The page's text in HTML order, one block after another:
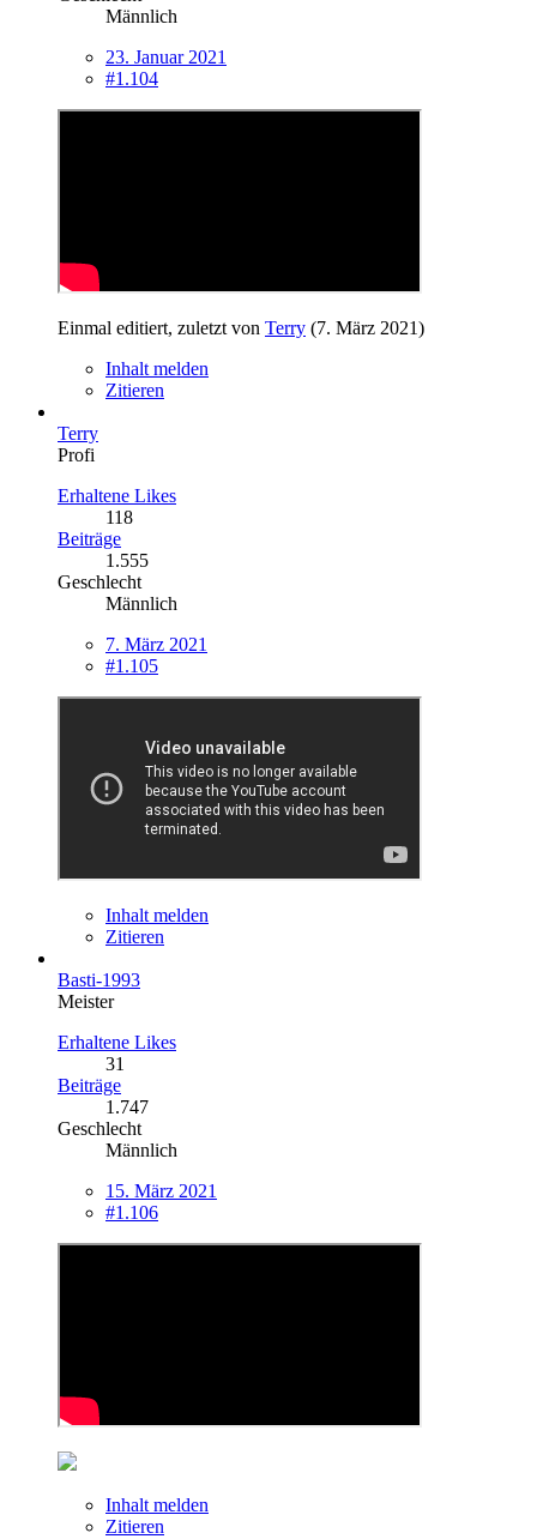
Männlich
23. Januar 2021
#1.104
Einmal editiert, zuletzt von Terry (7. März 2021)
Inhalt melden
Zitieren
Terry
Profi
Erhaltene Likes
118
Beiträge
1.555
Geschlecht
Männlich
7. März 2021
#1.105
Inhalt melden
Zitieren
Basti-1993
Meister
Erhaltene Likes
31
Beiträge
1.747
Geschlecht
Männlich
15. März 2021
#1.106
Inhalt melden
Zitieren